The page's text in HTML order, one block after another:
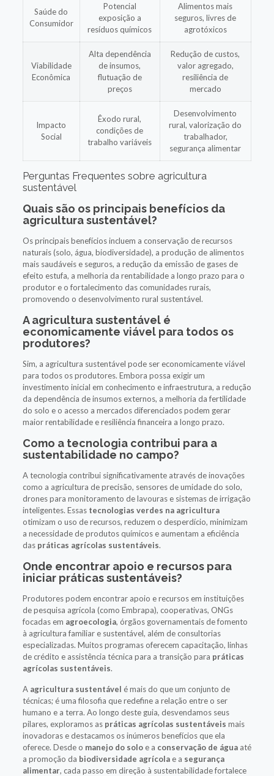
Saúde do
Consumidor
Potencial
exposição a
resíduos químicos
Alimentos mais
seguros, livres de
agrotóxicos
Viabilidade
Econômica
Alta dependência
de insumos,
flutuação de
preços
Redução de custos,
valor agregado,
resiliência de
mercado
Impacto
Social
Êxodo rural,
condições de
trabalho variáveis
Desenvolvimento
rural, valorização do
trabalhador,
segurança alimentar
Perguntas Frequentes sobre agricultura
sustentável
Quais são os principais benefícios da
agricultura sustentável?
Os principais benefícios incluem a conservação de recursos
naturais (solo, água, biodiversidade), a produção de alimentos
mais saudáveis e seguros, a redução da emissão de gases de
efeito estufa, a melhoria da rentabilidade a longo prazo para o
produtor e o fortalecimento das comunidades rurais,
promovendo o desenvolvimento rural sustentável.
A agricultura sustentável é
economicamente viável para todos os
produtores?
Sim, a agricultura sustentável pode ser economicamente viável
para todos os produtores. Embora possa exigir um
investimento inicial em conhecimento e infraestrutura, a redução
da dependência de insumos externos, a melhoria da fertilidade
do solo e o acesso a mercados diferenciados podem gerar
maior rentabilidade e resiliência financeira a longo prazo.
Como a tecnologia contribui para a
sustentabilidade no campo?
A tecnologia contribui significativamente através de inovações
como a agricultura de precisão, sensores de umidade do solo,
drones para monitoramento de lavouras e sistemas de irrigação
inteligentes. Essas tecnologias verdes na agricultura
otimizam o uso de recursos, reduzem o desperdício, minimizam
a necessidade de produtos químicos e aumentam a eficiência
das práticas agrícolas sustentáveis.
Onde encontrar apoio e recursos para
iniciar práticas sustentáveis?
Produtores podem encontrar apoio e recursos em instituições
de pesquisa agrícola (como Embrapa), cooperativas, ONGs
focadas em agroecologia, órgãos governamentais de fomento
à agricultura familiar e sustentável, além de consultorias
especializadas. Muitos programas oferecem capacitação, linhas
de crédito e assistência técnica para a transição para práticas
agrícolas sustentáveis.
A agricultura sustentável é mais do que um conjunto de
técnicas; é uma filosofia que redefine a relação entre o ser
humano e a terra. Ao longo deste guia, desvendamos seus
pilares, exploramos as práticas agrícolas sustentáveis mais
inovadoras e destacamos os inúmeros benefícios que ela
oferece. Desde o manejo do soloe a conservação de águaaté
a promoção da biodiversidade agrícolae a segurança
alimentar, cada passo em direção à sustentabilidade fortalece